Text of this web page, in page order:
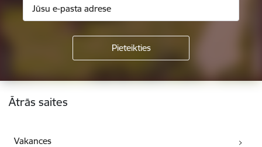
Kājene
Ātrās saites
Vakances